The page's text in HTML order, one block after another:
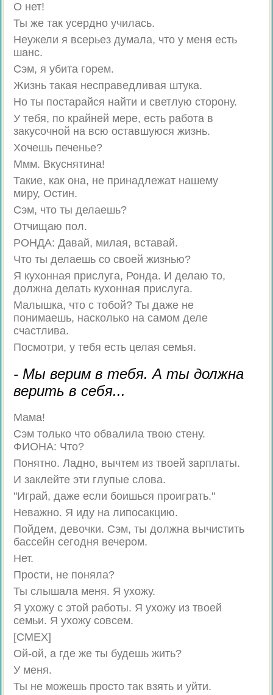
О нет!
Ты же так усердно училась.
Неужели я всерьез думала, что у меня есть
шанс.
Сэм, я убита горем.
Жизнь такая несправедливая штука.
Но ты постарайся найти и светлую сторону.
У тебя, по крайней мере, есть работа в
закусочной на всю оставшуюся жизнь.
Хочешь печенье?
Ммм. Вкуснятина!
Такие, как она, не принадлежат нашему
миру, Остин.
Сэм, что ты делаешь?
Отчищаю пол.
РОНДA: Давай, милая, вставай.
Что ты делаешь со своей жизнью?
Я кухонная прислуга, Ронда. И делаю то,
должна делать кухонная прислуга.
Малышка, что с тобой? Ты даже не
понимаешь, насколько на самом деле
счастлива.
Посмотри, у тебя есть целая семья.
- Мы верим в тебя. А ты должна
верить в себя...
Мама!
Сэм только что обвалила твою стену.
ФИОНA: Что?
Понятно. Ладно, вычтем из твоей зарплаты.
И заклейте эти глупые слова.
"Играй, даже если боишься проиграть."
Неважно. Я иду на липосакцию.
Пойдем, девочки. Сэм, ты должна вычистить
бассейн сегодня вечером.
Нет.
Прости, не поняла?
Ты слышала меня. Я ухожу.
Я ухожу с этой работы. Я ухожу из твоей
семьи. Я ухожу совсем.
[СМЕХ]
Ой-ой, а где же ты будешь жить?
У меня.
Ты не можешь просто так взять и уйти.